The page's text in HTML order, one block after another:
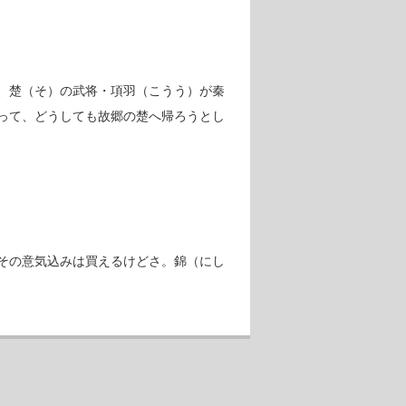
楚（そ）の武将・項羽（こうう）が秦
て、どうしても故郷の楚へ帰ろうとし
の意気込みは買えるけどさ。錦（にし